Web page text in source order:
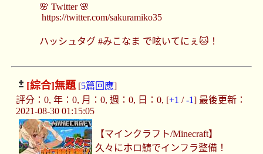
🌸 Twitter 🌸
https://twitter.com/sakuramiko35
ハッシュタグ #みこなま で呟いてにぇ🐱！
[綜合]無題[5篇回應]
評分：0, 年：0, 月：0, 週：0, 日：0, [+1 /-1] 最後更新：
2021-08-30 01:15:05
【マインクラフト/Minecraft】
久々にホロ鯖でインフラ整備！